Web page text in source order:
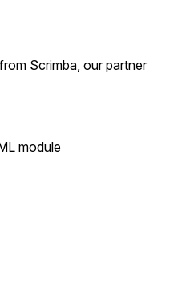
Scrimba, our partner
module